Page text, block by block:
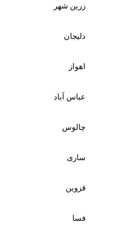
زرین شهر
دلیجان
اهواز
عباس آباد
چالوس
ساری
قزوین
فسا